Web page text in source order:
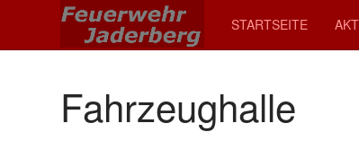
STARTSEITE
Fahrzeughalle